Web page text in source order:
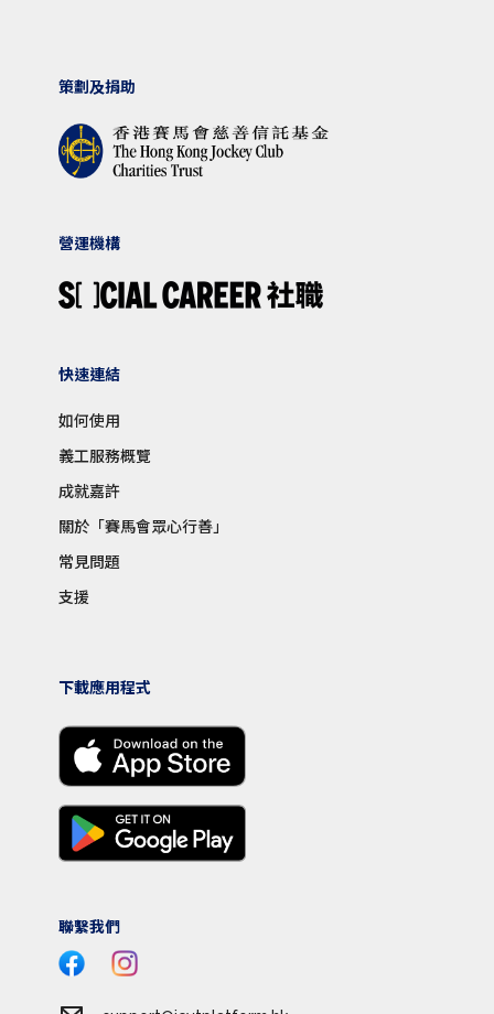
策劃及捐助
營運機構
快速連結
如何使用
義工服務概覽
成就嘉許
關於「賽馬會眾心行善」
常見問題
支援
下載應用程式
聯繫我們